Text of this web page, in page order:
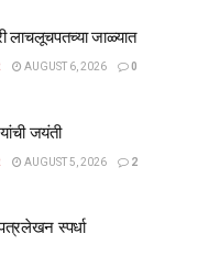
लाचलूचपतच्या जाळ्यात
AUGUST 6, 2026 0
जयंती
AUGUST 5, 2026 2
स्पर्धा